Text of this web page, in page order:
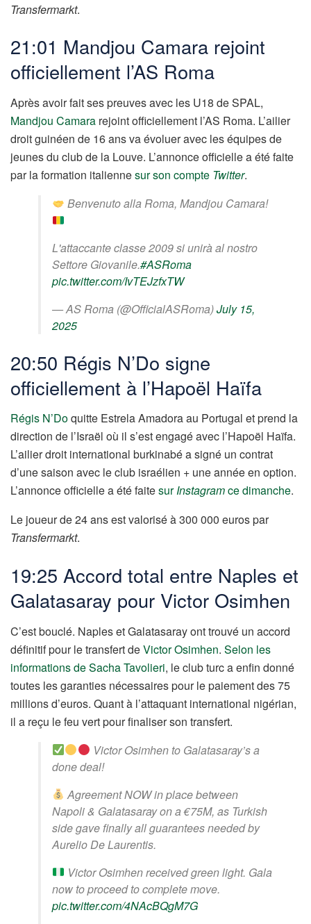
Transfermarkt.
21:01 Mandjou Camara rejoint
officiellement l’AS Roma
Après avoir fait ses preuves avec les U18 de SPAL,
Mandjou Camara rejoint officiellement l’AS Roma. L’ailier
droit guinéen de 16 ans va évoluer avec les équipes de
jeunes du club de la Louve. L’annonce officielle a été faite
par la formation italiennesur son compte Twitter.
Benvenuto alla Roma, Mandjou Camara!
L'attaccante classe 2009 si unirà al nostro
Settore Giovanile.#ASRoma
pic.twitter.com/IvTEJzfxTW
— AS Roma (@OfficialASRoma)July 15,
2025
20:50 Régis N’Do signe
officiellement à l’Hapoël Haïfa
Régis N’Doquitte Estrela Amadora au Portugal et prend la
direction de l’Israël où il s’est engagé avec l’Hapoël Haïfa.
L’ailier droit international burkinabé a signé un contrat
d’une saison avec le club israélien + une année en option.
L’annonce officielle a été faitesurInstagramce dimanche.
Le joueur de 24 ans est valorisé à 300 000 euros par
Transfermarkt.
19:25 Accord total entre Naples et
Galatasaray pour Victor Osimhen
C’est bouclé. Naples et Galatasaray ont trouvé un accord
définitif pour le transfert deVictor Osimhen. Selon les
informations de Sacha Tavolieri, le club turc a enfin donné
toutes les garanties nécessaires pour le paiement des 75
millions d’euros. Quant à l’attaquant international nigérian,
il a reçu le feu vert pour finaliser son transfert.
Victor Osimhen to Galatasaray’s a
done deal!
Agreement NOW in place between
Napoli & Galatasaray on a €75M, as Turkish
side gave finally all guarantees needed by
Aurelio De Laurentis.
Victor Osimhen received green light. Gala
now to proceed to complete move.
pic.twitter.com/4NAcBQgM7G